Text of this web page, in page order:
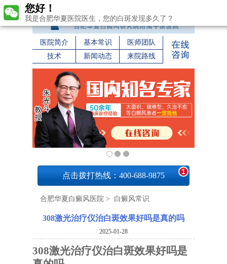
医院简介 基本常识
医师团队
技术
新闻动态 来院路线
点击拨打热线：400-688-9875 1
合肥华夏白癜风医院 > 白癜风常识
308激光治疗仪治白斑效果好吗是真的吗
2025-01-28
308激光治疗仪治白斑效果好吗是
您好！
我是合肥华夏医院医生，您的白斑发现多久了？